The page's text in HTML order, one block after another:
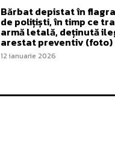
Bărbat depistat în
de polițiști, în timp ce
armă letală, deținută
arestat preventiv (foto)
12 ianuarie 2026